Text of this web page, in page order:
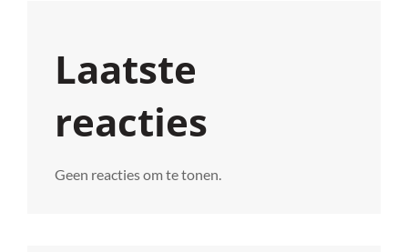
Laatste
reacties
Geen reacties om te tonen.